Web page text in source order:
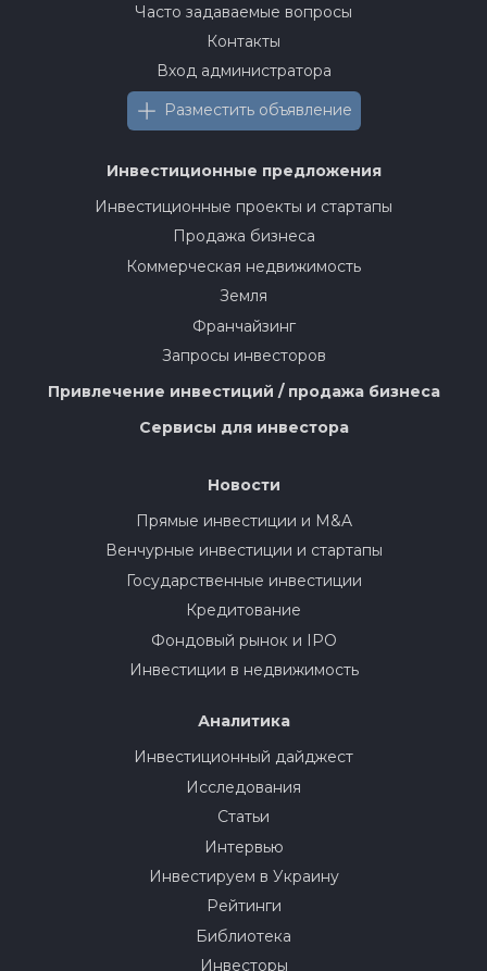
Часто задаваемые вопросы
Контакты
Вход администратора
Разместить объявление
Инвестиционные предложения
Инвестиционные проекты и стартапы
Продажа бизнеса
Коммерческая недвижимость
Земля
Франчайзинг
Запросы инвесторов
Привлечение инвестиций / продажа бизнеса
Сервисы для инвестора
Новости
Прямые инвестиции и M&A
Венчурные инвестиции и стартапы
Государственные инвестиции
Кредитование
Фондовый рынок и IPO
Инвестиции в недвижимость
Аналитика
Инвестиционный дайджест
Исследования
Статьи
Интервью
Инвестируем в Украину
Рейтинги
Библиотека
Инвесторы